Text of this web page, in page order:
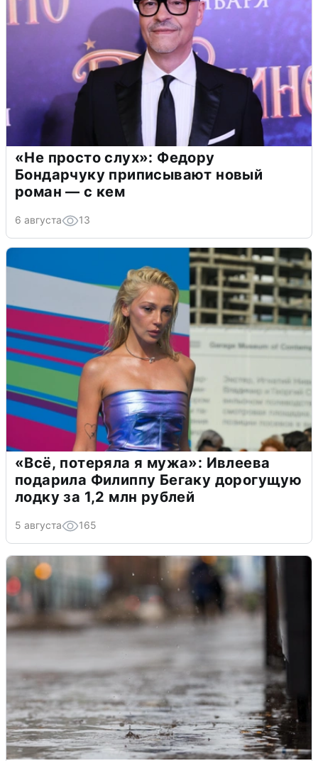
«Не просто слух»: Федору
Бондарчуку приписывают новый
роман — с кем
6 августа 13
«Всё, потеряла я мужа»: Ивлеева
подарила Филиппу Бегаку дорогущую
лодку за 1,2 млн рублей
5 августа 165